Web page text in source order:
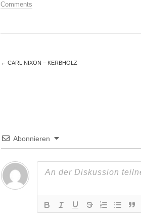
Comments
← CARL NIXON – KERBHOLZ
Abonnieren